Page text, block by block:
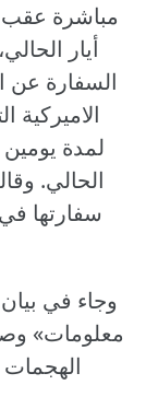
أيار
السفارة عن
الاميركية
لمدة
الحالي.
سفارتها
وجاء في بيان
معلومات»